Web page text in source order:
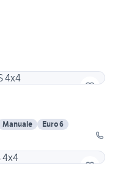
Manuale
Euro 6